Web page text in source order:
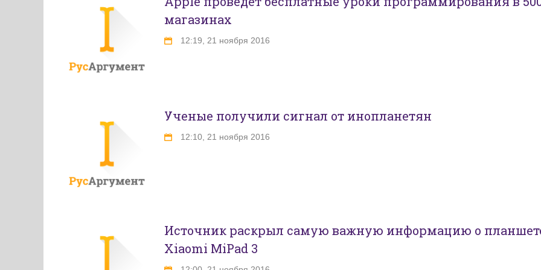
магазинах
12:19, 21 ноября 2016
Ученые получили сигнал от инопланетян
12:10, 21 ноября 2016
Источник раскрыл самую важную информацию о
Xiaomi MiPad 3